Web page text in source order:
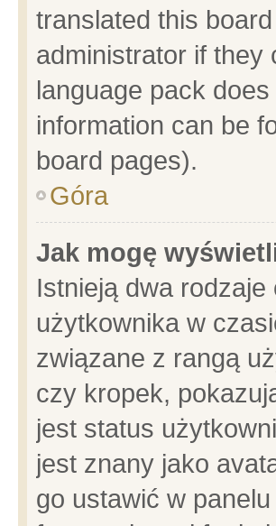
translated this
administrator if they
language pack
information can be
board pages).
Góra
Jak mogę
Istnieją dwa
użytkownika w
związane z rangą
czy kropek,
jest status
jest znany jako
go ustawić w